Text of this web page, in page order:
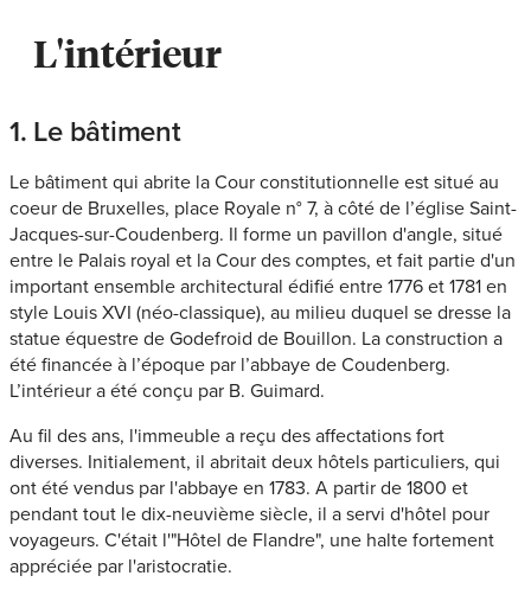
L'intérieur
1. Le bâtiment
Le bâtiment qui abrite la Cour constitutionnelle est situé au
coeur de Bruxelles, place Royale n° 7, à côté de l’église Saint-
Jacques-sur-Coudenberg. Il forme un pavillon d'angle, situé
entre le Palais royal et la Cour des comptes, et fait partie d'un
important ensemble architectural édifié entre 1776 et 1781 en
style Louis XVI (néo-classique), au milieu duquel se dresse la
statue équestre de Godefroid de Bouillon. La construction a
été financée à l’époque par l’abbaye de Coudenberg.
L’intérieur a été conçu par B. Guimard.
Au fil des ans, l'immeuble a reçu des affectations fort
diverses. Initialement, il abritait deux hôtels particuliers, qui
ont été vendus par l'abbaye en 1783. A partir de 1800 et
pendant tout le dix-neuvième siècle, il a servi d'hôtel pour
voyageurs. C'était l'"Hôtel de Flandre", une halte fortement
appréciée par l'aristocratie.